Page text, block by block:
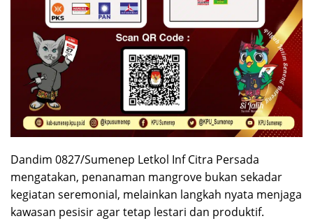
Dandim 0827/Sumenep Letkol Inf Citra Persada
mengatakan, penanaman mangrove bukan sekadar
kegiatan seremonial, melainkan langkah nyata menjaga
kawasan pesisir agar tetap lestari dan produktif.